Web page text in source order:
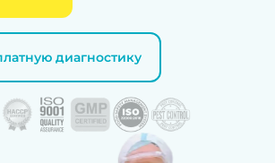
диагностику